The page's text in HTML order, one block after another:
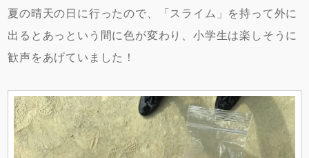
夏の晴天の日に行ったので、「スライム」を持って外に
出るとあっという間に色が変わり、小学生は楽しそうに
歓声をあげていました！